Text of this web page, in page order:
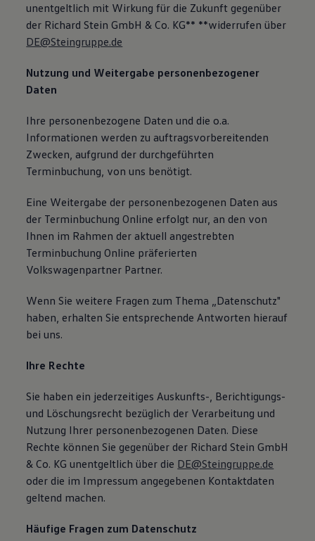
unentgeltlich mit Wirkung für die Zukunft gegenüber
der Richard Stein GmbH & Co. KG** **widerrufen über
DE@Steingruppe.de
Nutzung und Weitergabe personenbezogener
Daten
Ihre personenbezogene Daten und die o.a.
Informationen werden zu auftragsvorbereitenden
Zwecken, aufgrund der durchgeführten
Terminbuchung, von uns benötigt.
Eine Weitergabe der personenbezogenen Daten aus
der Terminbuchung Online erfolgt nur, an den von
Ihnen im Rahmen der aktuell angestrebten
Terminbuchung Online präferierten
Volkswagenpartner Partner.
Wenn Sie weitere Fragen zum Thema „Datenschutz"
haben, erhalten Sie entsprechende Antworten hierauf
bei uns.
Ihre Rechte
Sie haben ein jederzeitiges Auskunfts-, Berichtigungs-
und Löschungsrecht bezüglich der Verarbeitung und
Nutzung Ihrer personenbezogenen Daten. Diese
Rechte können Sie gegenüber der Richard Stein GmbH
& Co. KG unentgeltlich über die DE@Steingruppe.de
oder die im Impressum angegebenen Kontaktdaten
geltend machen.
Häufige Fragen zum Datenschutz